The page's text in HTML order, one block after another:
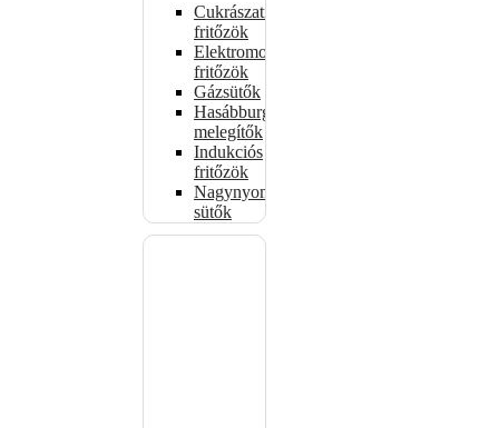
Cukrászati
fritőzök
Elektromos
fritőzök
Gázsütők
Hasábburgonya
melegítők
Indukciós
fritőzök
Nagynyomású
sütők